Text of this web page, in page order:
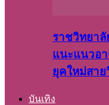
ราชวิทยา
แนะแนวอ
ยุคใหม่สา
บันเทิง